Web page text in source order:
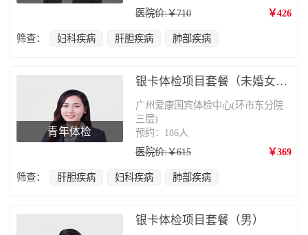
医院价:￥710
￥426
筛查： 妇科疾病 肝胆疾病 肺部疾病
青年体检
银卡体检项目套餐（未婚女性）
广州爱康国宾体检中心(环市东分院
三层)
预约：186人
医院价:￥615
￥369
筛查： 肝胆疾病 妇科疾病 肺部疾病
银卡体检项目套餐（男）